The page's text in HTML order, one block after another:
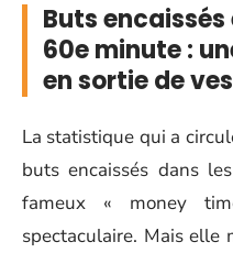
Buts
60e minute :
en sortie de
La statistique qui a
buts encaissés dans
fameux « money
spectaculaire. Mais elle